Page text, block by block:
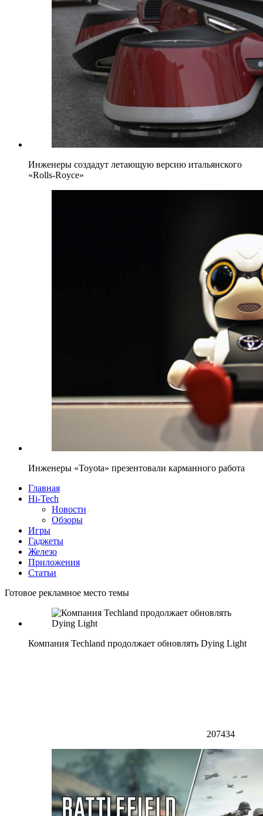
Инженеры создадут летающую версию итальянского
«Rolls-Royce»
Инженеры «Toyota» презентовали карманного работа
Главная
Hi-Tech
Новости
Обзоры
Игры
Гаджеты
Железо
Приложения
Статьи
Готовое рекламное место темы
Компания Techland продолжает обновлять Dying Light
207434